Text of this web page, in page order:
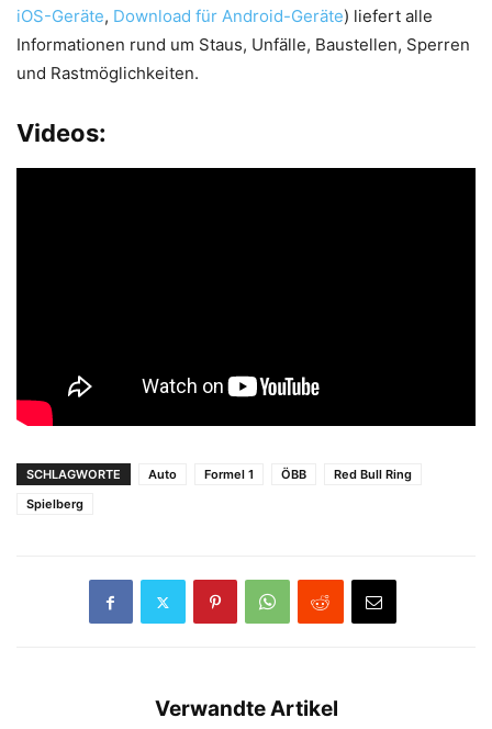
iOS-Geräte, Download für Android-Geräte) liefert alle
Informationen rund um Staus, Unfälle, Baustellen, Sperren
und Rastmöglichkeiten.
Videos:
SCHLAGWORTE Auto Formel 1 ÖBB
Red Bull Ring
Spielberg
Verwandte Artikel